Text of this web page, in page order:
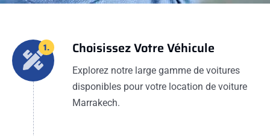
1. Choisissez Votre Véhicule
Explorez notre large gamme de voitures
disponibles pour votre location de voiture
Marrakech.